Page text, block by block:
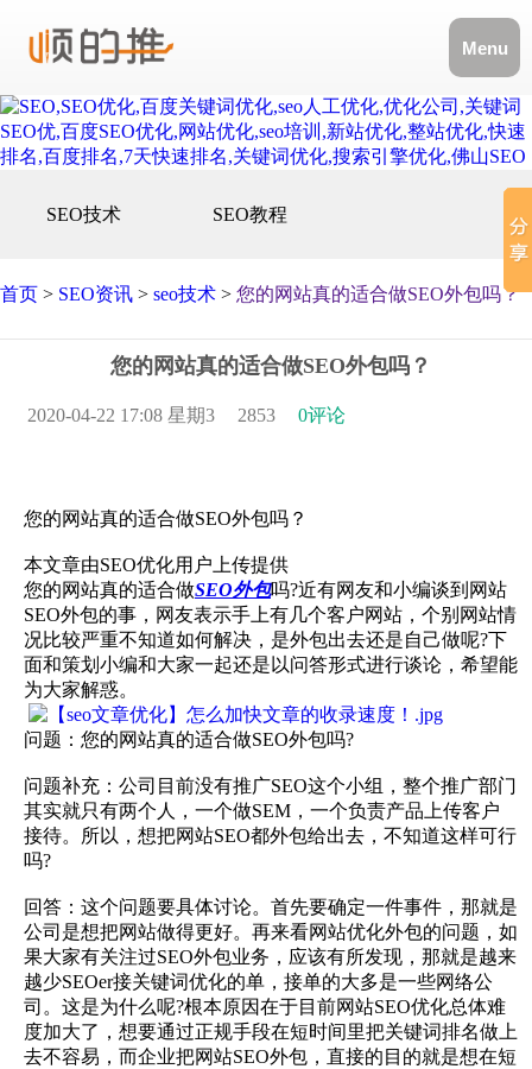
Menu
SEO技术 SEO教程
首页 > SEO资讯 > seo技术 > 您的网站真的适合做SEO外包吗？
您的网站真的适合做SEO外包吗？
2020-04-22 17:08 星期3 2853 0评论
您的网站真的适合做SEO外包吗？
本文章由SEO优化用户上传提供
您的网站真的适合做SEO外包吗?近有网友和小编谈到网站
SEO外包的事，网友表示手上有几个客户网站，个别网站情
况比较严重不知道如何解决，是外包出去还是自己做呢?下
面和策划小编和大家一起还是以问答形式进行谈论，希望能
为大家解惑。
问题：您的网站真的适合做SEO外包吗?
问题补充：公司目前没有推广SEO这个小组，整个推广部门
其实就只有两个人，一个做SEM，一个负责产品上传客户
接待。所以，想把网站SEO都外包给出去，不知道这样可行
吗?
回答：这个问题要具体讨论。首先要确定一件事件，那就是
公司是想把网站做得更好。再来看网站优化外包的问题，如
果大家有关注过SEO外包业务，应该有所发现，那就是越来
越少SEOer接关键词优化的单，接单的大多是一些网络公
司。这是为什么呢?根本原因在于目前网站SEO优化总体难
度加大了，想要通过正规手段在短时间里把关键词排名做上
去不容易，而企业把网站SEO外包，直接的目的就是想在短